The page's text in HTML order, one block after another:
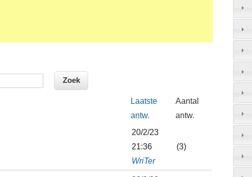
Laatste
antw.
Aantal
antw.
20/2/23
21:36
WriTer
(3)